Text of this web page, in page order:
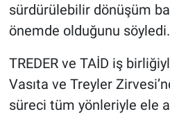
sürdürülebilir dönüşüm
önemde olduğunu söyledi.
TREDER ve TAİD iş
Vasıta ve Treyler
süreci tüm yönleriyle ele